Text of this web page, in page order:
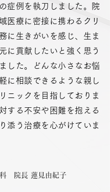
症例を執刀しました。院
医療に密接に携わるクリ
に生きがいを感じ、生ま
に貢献したいと強く思う
した。どんな小さなお悩
に相談できるような親し
ニックを目指しておりま
する不安や困難を抱える
添う治療を心がけていま
科 ​院長 蓮見由紀子